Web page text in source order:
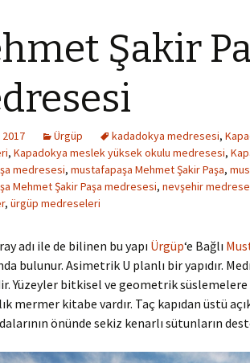
Şakir
Ürgüp kadadokya medresesi,
, Kapadokya meslek yüksek okulu medresesi,
medresesi, mustafapaşa Mehmet Şakir Paşa,
Mehmet Şakir Paşa medresesi, nevşehir medrese
, ürgüp medreseleri
adı ile de bilinen bu yapı Ürgüp‘e Bağlı
bulunur. Asimetrik U planlı bir yapıdır.
Yüzeyler bitkisel ve geometrik
mermer kitabe vardır. Taç kapıdan üstü
önünde sekiz kenarlı sütunların